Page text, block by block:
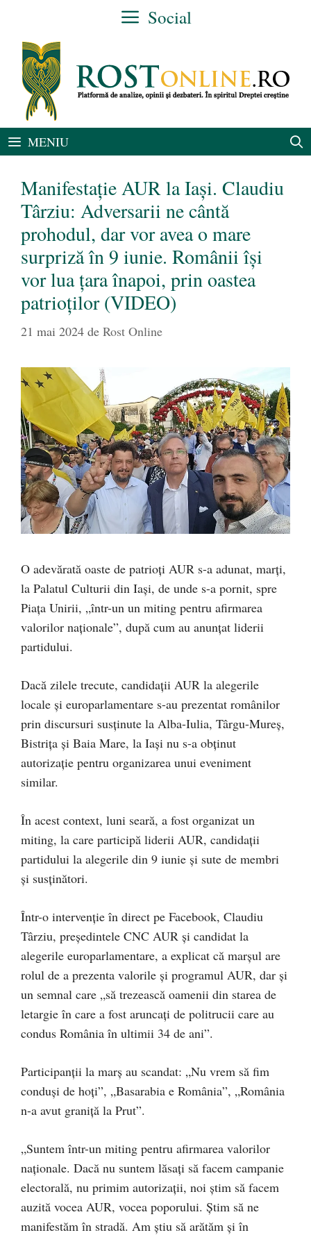
conținut
Social
MENIU
Manifestație AUR la Iași. Claudiu
Târziu: Adversarii ne cântă
prohodul, dar vor avea o mare
surpriză în 9 iunie. Românii își
vor lua țara înapoi, prin oastea
patrioților (VIDEO)
21 mai 2024 de Rost Online
O adevărată oaste de patrioți AUR s-a adunat, marți,
la Palatul Culturii din Iași, de unde s-a pornit, spre
Piața Unirii, „într-un un miting pentru afirmarea
valorilor naționale”, după cum au anunțat liderii
partidului.
Dacă zilele trecute, candidații AUR la alegerile
locale și europarlamentare s-au prezentat românilor
prin discursuri susținute la Alba-Iulia, Târgu-Mureș,
Bistrița și Baia Mare, la Iași nu s-a obținut
autorizație pentru organizarea unui eveniment
similar.
În acest context, luni seară, a fost organizat un
miting, la care participă liderii AUR, candidații
partidului la alegerile din 9 iunie și sute de membri
și susținători.
Într-o intervenție în direct pe Facebook, Claudiu
Târziu, președintele CNC AUR și candidat la
alegerile europarlamentare, a explicat că marșul are
rolul de a prezenta valorile și programul AUR, dar și
un semnal care „să trezească oamenii din starea de
letargie în care a fost aruncați de politrucii care au
condus România în ultimii 34 de ani”.
Participanții la marș au scandat: „Nu vrem să fim
conduși de hoți”, „Basarabia e România”, „România
n-a avut graniță la Prut”.
„Suntem într-un miting pentru afirmarea valorilor
naționale. Dacă nu suntem lăsați să facem campanie
electorală, nu primim autorizații, noi știm să facem
auzită vocea AUR, vocea poporului. Știm să ne
manifestăm în stradă. Am știu să arătăm și în